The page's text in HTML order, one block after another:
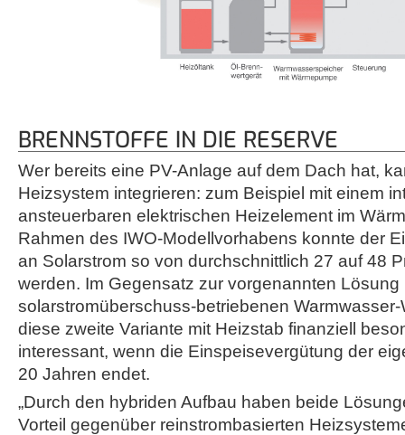
BRENNSTOFFE IN DIE RESERVE
Wer bereits eine PV-Anlage auf dem Dach hat,
Heizsystem integrieren: zum Beispiel mit einem
ansteuerbaren elektrischen Heizelement im
Rahmen des IWO-Modellvorhabens konnte der
an Solarstrom so von durchschnittlich 27 auf 48
werden. Im Gegensatz zur vorgenannten Lösung
solarstromüberschuss-betriebenen
diese zweite Variante mit Heizstab finanziell
interessant, wenn die Einspeisevergütung der
20 Jahren endet.
„Durch den hybriden Aufbau haben beide
Vorteil gegenüber reinstrombasierten